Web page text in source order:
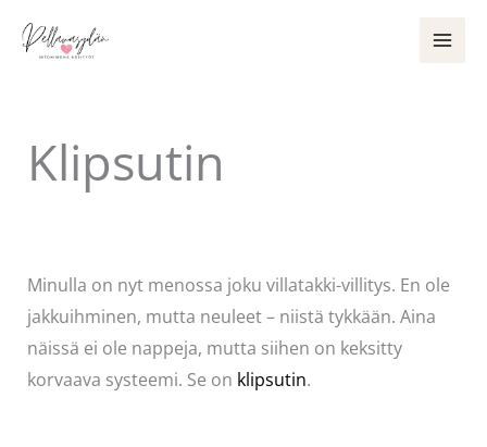
sisältöön
Klipsutin
Minulla on nyt menossa joku villatakki-villitys. En ole
jakkuihminen, mutta neuleet – niistä tykkään. Aina
näissä ei ole nappeja, mutta siihen on keksitty
korvaava systeemi. Se on klipsutin.